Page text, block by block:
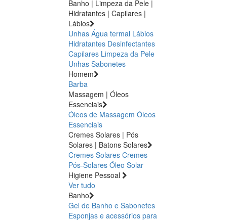
Banho | Limpeza da Pele |
Hidratantes | Capilares |
Lábios
Unhas Água termal Lábios
Hidratantes Desinfectantes
Capilares Limpeza da Pele
Unhas Sabonetes
Homem
Barba
Massagem | Óleos
Essenciais
Óleos de Massagem Óleos
Essenciais
Cremes Solares | Pós
Solares | Batons Solares
Cremes Solares Cremes
Pós-Solares Óleo Solar
Higiene Pessoal
Ver tudo
Banho
Gel de Banho e Sabonetes
Esponjas e acessórios para